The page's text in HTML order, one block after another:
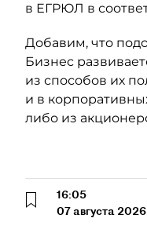
в ЕГРЮЛ в
Добавим, что
Бизнес
из способов их
и в
либо из
16:05
07 августа 2026